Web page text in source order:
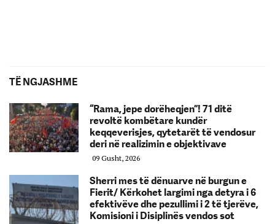
TË NGJASHME
“Rama, jepe dorëheqjen”! 71 ditë
revoltë kombëtare kundër
keqqeverisjes, qytetarët të vendosur
deri në realizimin e objektivave
09 Gusht, 2026
Sherri mes të dënuarve në burgun e
Fierit/ Kërkohet largimi nga detyra i 6
efektivëve dhe pezullimi i 2 të tjerëve,
Komisioni i Disiplinës vendos sot